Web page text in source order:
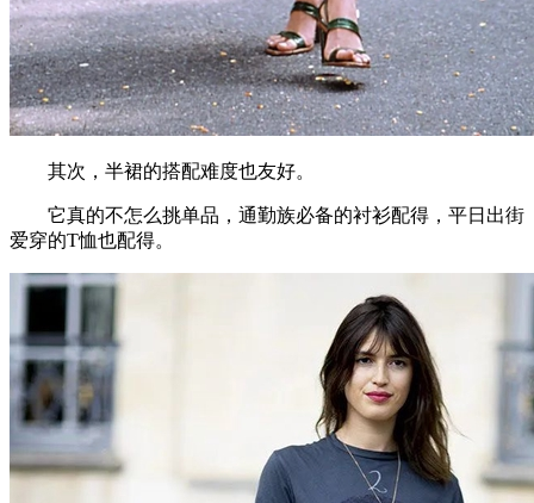
其次，半裙的搭配难度也友好。
它真的不怎么挑单品，通勤族必备的衬衫配得，平日出街
爱穿的T恤也配得。